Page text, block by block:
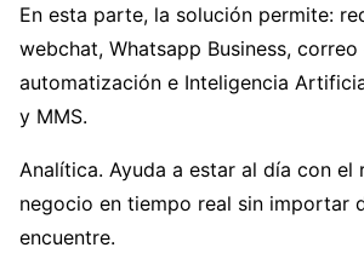
En esta parte, la solución permite:
webchat, Whatsapp Business,
automatización e Inteligencia
y MMS.
Analítica. Ayuda a estar al día con el
negocio en tiempo real sin importar
encuentre.